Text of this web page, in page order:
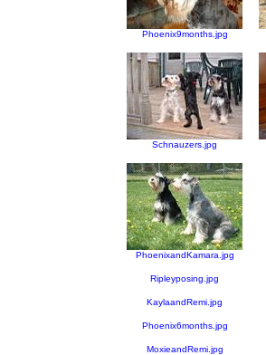
Phoenix9months.jpg
Schnauzers.jpg
PhoenixandKamara.jpg
Ripleyposing.jpg
KaylaandRemi.jpg
Phoenix6months.jpg
MoxieandRemi.jpg